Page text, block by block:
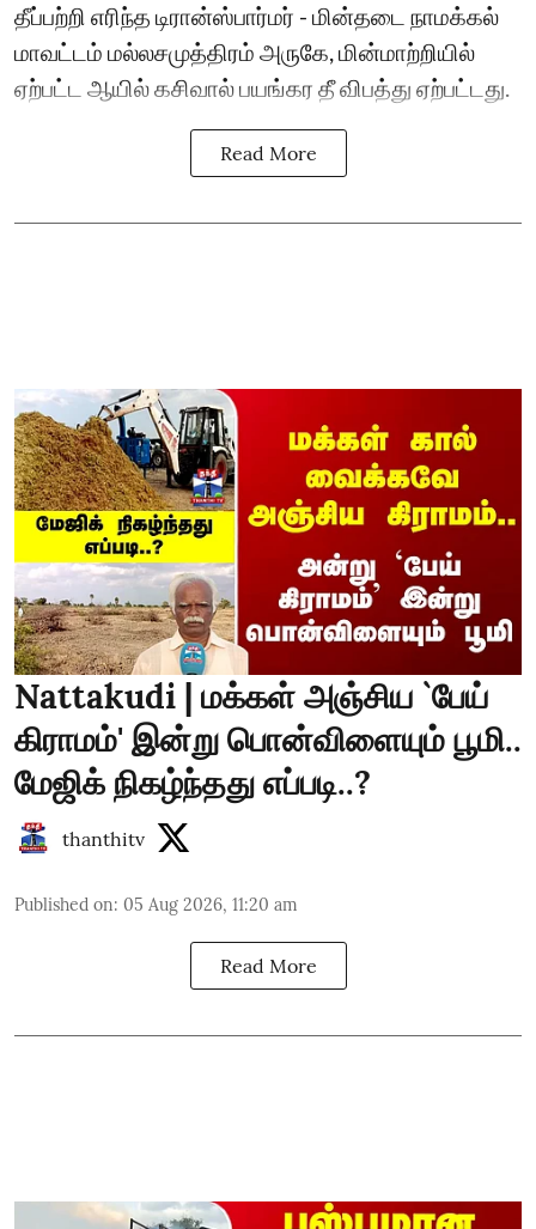
தீப்பற்றி எரிந்த டிரான்ஸ்பார்மர் - மின்தடை நாமக்கல்
மாவட்டம் மல்லசமுத்திரம் அருகே, மின்மாற்றியில்
ஏற்பட்ட ஆயில் கசிவால் பயங்கர தீ விபத்து ஏற்பட்டது.
Read More
Nattakudi | மக்கள் அஞ்சிய `பேய்
கிராமம்' இன்று பொன்விளையும் பூமி..
மேஜிக் நிகழ்ந்தது எப்படி..?
thanthitv
Published on: 05 Aug 2026, 11:20 am
Read More